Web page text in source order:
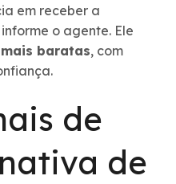
em receber a
o agente. Ele
baratas, com
de
de